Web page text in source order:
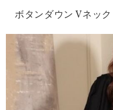
ボタンダウン Vネッ